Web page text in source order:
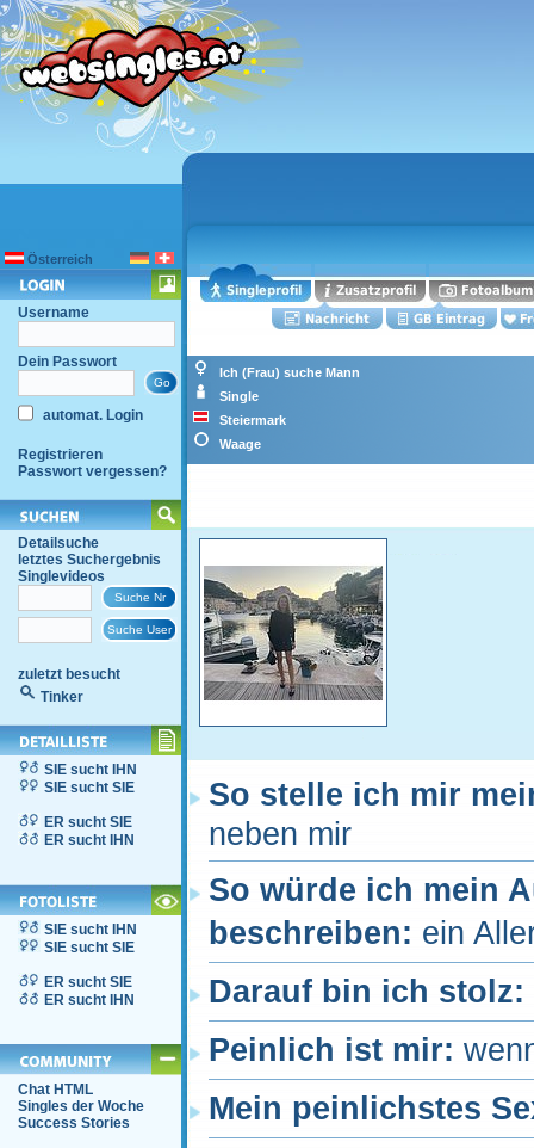
Österreich
Username
Dein Passwort
automat. Login
Registrieren
Passwort vergessen?
Detailsuche
letztes Suchergebnis
Singlevideos
zuletzt besucht
Tinker
SIE sucht IHN
SIE sucht SIE
ER sucht SIE
ER sucht IHN
SIE sucht IHN
SIE sucht SIE
ER sucht SIE
ER sucht IHN
Chat HTML
Singles der Woche
Success Stories
Ich (Frau) suche Mann
Single
Steiermark
Waage
So stelle ich mir
neben mir
So würde ich mein
beschreiben: ein
Darauf bin ich stolz:
Peinlich ist mir:
Mein peinlichstes